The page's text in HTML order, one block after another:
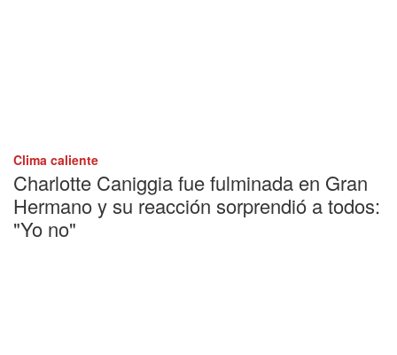
Clima caliente
Charlotte Caniggia fue fulminada en Gran
Hermano y su reacción sorprendió a todos:
"Yo no"